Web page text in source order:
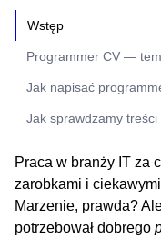
Wstęp
Programmer CV —
Jak napisać
Jak sprawdzamy
Praca w branży IT za
zarobkami i
Marzenie, prawda?
potrzebował dobrego